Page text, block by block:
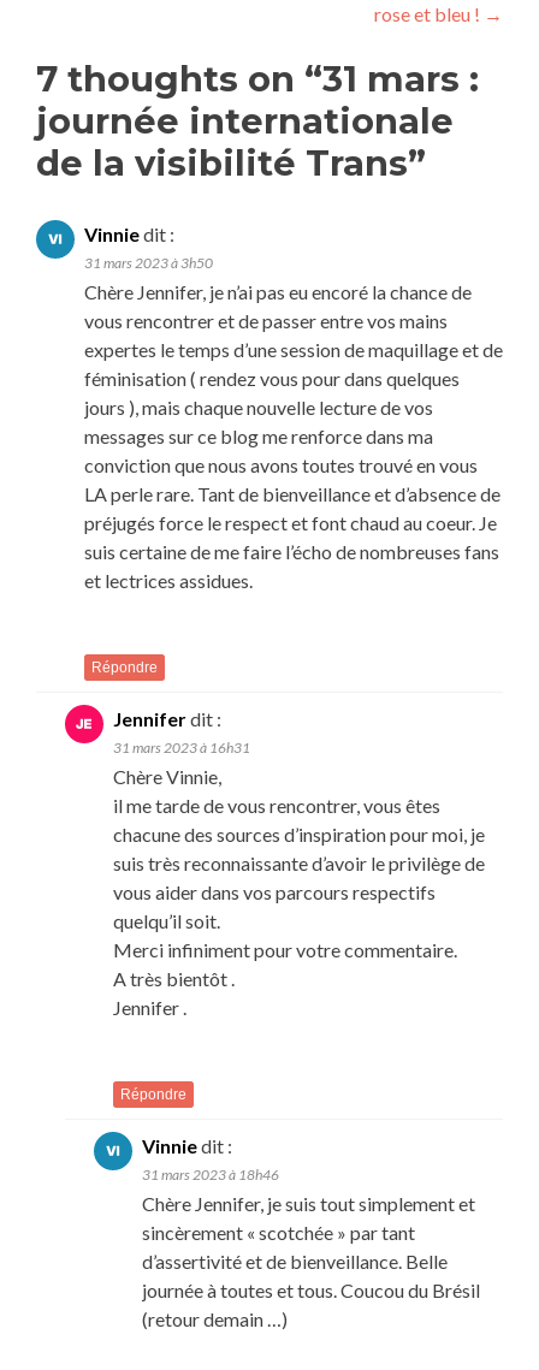
rose et bleu ! →
7 thoughts on “31 mars :
journée internationale
de la visibilité Trans”
Vinniedit :
31 mars 2023 à 3h50
Chère Jennifer, je n’ai pas eu encoré la chance de
vous rencontrer et de passer entre vos mains
expertes le temps d’une session de maquillage et de
féminisation ( rendez vous pour dans quelques
jours ), mais chaque nouvelle lecture de vos
messages sur ce blog me renforce dans ma
conviction que nous avons toutes trouvé en vous
LA perle rare. Tant de bienveillance et d’absence de
préjugés force le respect et font chaud au coeur. Je
suis certaine de me faire l’écho de nombreuses fans
et lectrices assidues.
Répondre
Jenniferdit :
31 mars 2023 à 16h31
Chère Vinnie,
il me tarde de vous rencontrer, vous êtes
chacune des sources d’inspiration pour moi, je
suis très reconnaissante d’avoir le privilège de
vous aider dans vos parcours respectifs
quelqu’il soit.
Merci infiniment pour votre commentaire.
A très bientôt .
Jennifer .
Répondre
Vinniedit :
31 mars 2023 à 18h46
Chère Jennifer, je suis tout simplement et
sincèrement « scotchée » par tant
d’assertivité et de bienveillance. Belle
journée à toutes et tous. Coucou du Brésil
(retour demain …)